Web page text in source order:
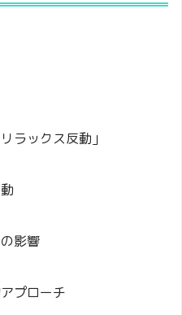
ラックス反動」
影響
プローチ